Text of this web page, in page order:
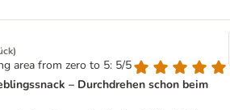
area from zero to 5: 5/5
– Durchdrehen schon beim